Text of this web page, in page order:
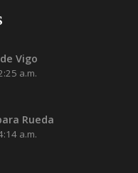
Vigo
a.m.
Rueda
a.m.